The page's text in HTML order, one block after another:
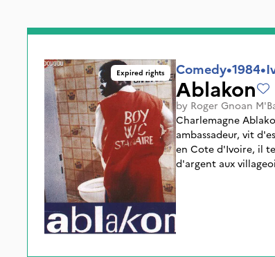
Expired rights Comedy•1984•
Ablakon
by Roger Gnoan
Charlemagne
ambassadeur, vit
en Cote d'Ivoire, il
d'argent aux
travers une
urbaine et des